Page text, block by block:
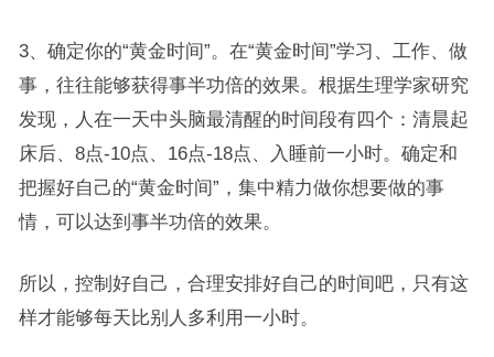
3、确定你的“黄金时间”。在“黄金时间”学习、工作、做
事，往往能够获得事半功倍的效果。根据生理学家研究
发现，人在一天中头脑最清醒的时间段有四个：清晨起
床后、8点-10点、16点-18点、入睡前一小时。确定和
把握好自己的“黄金时间”，集中精力做你想要做的事
情，可以达到事半功倍的效果。
所以，控制好自己，合理安排好自己的时间吧，只有这
样才能够每天比别人多利用一小时。